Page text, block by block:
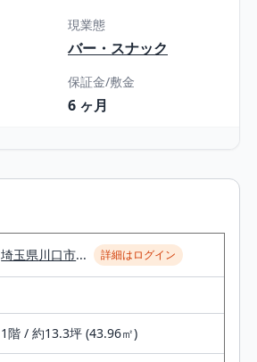
現業態
バー・スナック
保証金/敷金
6 ヶ月
埼玉県川口市... 詳細はログイン
1階 / 約13.3坪 (43.96㎡)